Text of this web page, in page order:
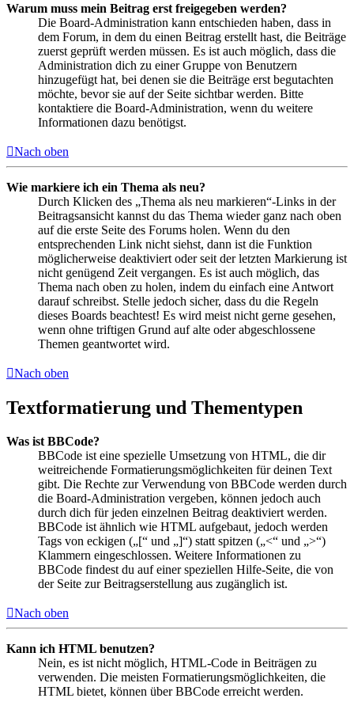
Warum muss mein Beitrag erst freigegeben werden?
Die Board-Administration kann entschieden haben, dass in
dem Forum, in dem du einen Beitrag erstellt hast, die Beiträge
zuerst geprüft werden müssen. Es ist auch möglich, dass die
Administration dich zu einer Gruppe von Benutzern
hinzugefügt hat, bei denen sie die Beiträge erst begutachten
möchte, bevor sie auf der Seite sichtbar werden. Bitte
kontaktiere die Board-Administration, wenn du weitere
Informationen dazu benötigst.
Nach oben
Wie markiere ich ein Thema als neu?
Durch Klicken des „Thema als neu markieren“-Links in der
Beitragsansicht kannst du das Thema wieder ganz nach oben
auf die erste Seite des Forums holen. Wenn du den
entsprechenden Link nicht siehst, dann ist die Funktion
möglicherweise deaktiviert oder seit der letzten Markierung ist
nicht genügend Zeit vergangen. Es ist auch möglich, das
Thema nach oben zu holen, indem du einfach eine Antwort
darauf schreibst. Stelle jedoch sicher, dass du die Regeln
dieses Boards beachtest! Es wird meist nicht gerne gesehen,
wenn ohne triftigen Grund auf alte oder abgeschlossene
Themen geantwortet wird.
Nach oben
Textformatierung und Thementypen
Was ist BBCode?
BBCode ist eine spezielle Umsetzung von HTML, die dir
weitreichende Formatierungsmöglichkeiten für deinen Text
gibt. Die Rechte zur Verwendung von BBCode werden durch
die Board-Administration vergeben, können jedoch auch
durch dich für jeden einzelnen Beitrag deaktiviert werden.
BBCode ist ähnlich wie HTML aufgebaut, jedoch werden
Tags von eckigen („[“ und „]“) statt spitzen („<“ und „>“)
Klammern eingeschlossen. Weitere Informationen zu
BBCode findest du auf einer speziellen Hilfe-Seite, die von
der Seite zur Beitragserstellung aus zugänglich ist.
Nach oben
Kann ich HTML benutzen?
Nein, es ist nicht möglich, HTML-Code in Beiträgen zu
verwenden. Die meisten Formatierungsmöglichkeiten, die
HTML bietet, können über BBCode erreicht werden.